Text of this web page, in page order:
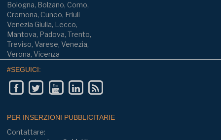
Bologna, Bolzano, Como,
Cremona, Cuneo, Friuli
Venezia Giulia, Lecco,
Mantova, Padova, Trento,
Treviso, Varese, Venezia,
Verona, Vicenza
#SEGUICI:
PER INSERZIONI PUBBLICITARIE
Contattare: